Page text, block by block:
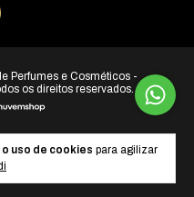
uso de cookies para agilizar
Perfumes e Cosméticos -
os direitos reservados.